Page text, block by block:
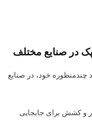
در صنایع مختلف
چندمنظوره خود، در صنایع
و کشش برای جابجایی